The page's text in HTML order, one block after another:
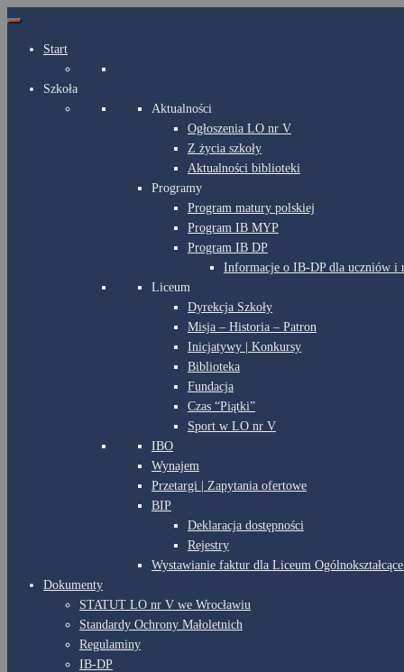
Start
Szkoła
Aktualności
Ogłoszenia LO nr V
Z życia szkoły
Aktualności biblioteki
Programy
Program matury polskiej
Program IB MYP
Program IB DP
Informacje o IB-DP dla uczniów i
Liceum
Dyrekcja Szkoły
Misja – Historia – Patron
Inicjatywy | Konkursy
Biblioteka
Fundacja
Czas “Piątki”
Sport w LO nr V
IBO
Wynajem
Przetargi | Zapytania ofertowe
BIP
Deklaracja dostępności
Rejestry
Wystawianie faktur dla Liceum
Dokumenty
STATUT LO nr V we Wrocławiu
Standardy Ochrony Małoletnich
Regulaminy
IB-DP